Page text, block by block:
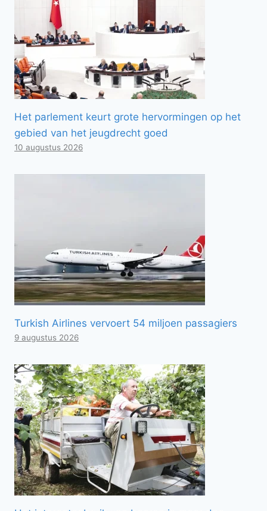
Het parlement keurt grote hervormingen op het
gebied van het jeugdrecht goed
10 augustus 2026
Turkish Airlines vervoert 54 miljoen passagiers
9 augustus 2026